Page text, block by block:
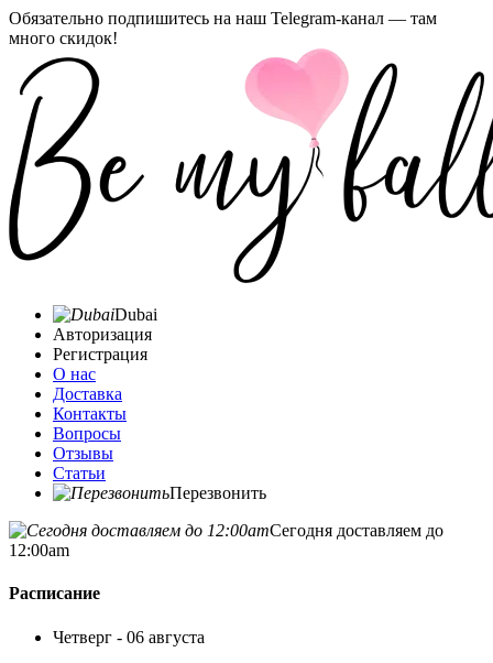
Обязательно подпишитесь на наш Telegram-канал — там
много скидок!
Dubai
Авторизация
Регистрация
О нас
Доставка
Контакты
Вопросы
Отзывы
Статьи
Перезвонить
Сегодня доставляем до
12:00am
Расписание
Четверг - 06 августа